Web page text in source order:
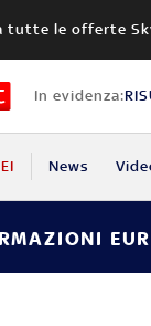
tutte le offerte
In evidenza:
News